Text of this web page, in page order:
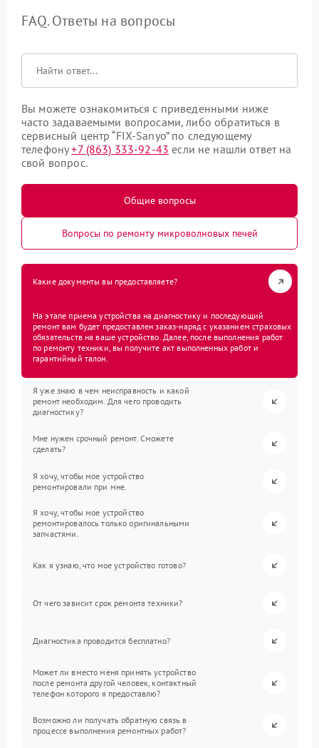
FAQ. Ответы на вопросы
Вы можете ознакомиться с приведенными ниже
часто задаваемыми вопросами, либо обратиться в
сервисный центр “FIX-Sanyo” по следующему
телефону+7 (863) 333-92-43 если не нашли ответ на
свой вопрос.
Общие вопросы
Вопросы по ремонту микроволновых печей
Какие документы вы предоставляете?
На этапе приема устройства на диагностику и последующий
ремонт вам будет предоставлен заказ-наряд с указанием страховых
обязательств на ваше устройство. Далее, после выполнения работ
по ремонту техники, вы получите акт выполненных работ и
гарантийный талон.
Я уже знаю в чем неисправность и какой
ремонт необходим. Для чего проводить
диагностику?
Мне нужен срочный ремонт. Сможете
сделать?
Я хочу, чтобы мое устройство
ремонтировали при мне.
Я хочу, чтобы мое устройство
ремонтировалось только оригинальными
запчастями.
Как я узнаю, что мое устройство готово?
От чего зависит срок ремонта техники?
Диагностика проводится бесплатно?
Может ли вместо меня принять устройство
после ремонта другой человек, контактный
телефон которого я предоставлю?
Возможно ли получать обратную связь в
процессе выполнения ремонтных работ?